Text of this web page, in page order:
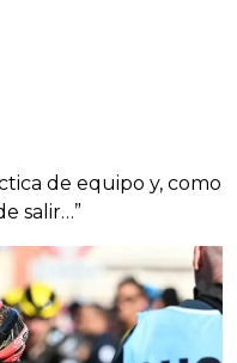
de equipo y, como
salir…”